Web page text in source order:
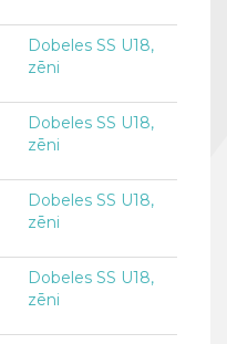
Dobeles SS U18,
zēni
Dobeles SS U18,
zēni
Dobeles SS U18,
zēni
Dobeles SS U18,
zēni